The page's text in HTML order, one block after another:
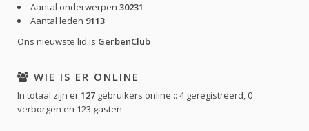
Aantal onderwerpen 30231
Aantal leden 9113
Ons nieuwste lid is GerbenClub
WIE IS ER ONLINE
In totaal zijn er127 gebruikers online :: 4 geregistreerd, 0
verborgen en 123 gasten